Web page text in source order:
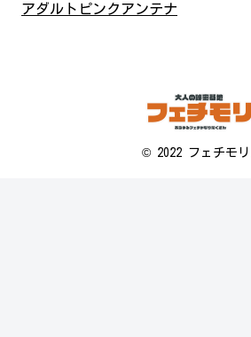
アダルトピンクアンテナ
© 2022 フェチモリ.